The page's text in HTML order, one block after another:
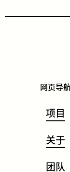
网页导
项目
关于
团队